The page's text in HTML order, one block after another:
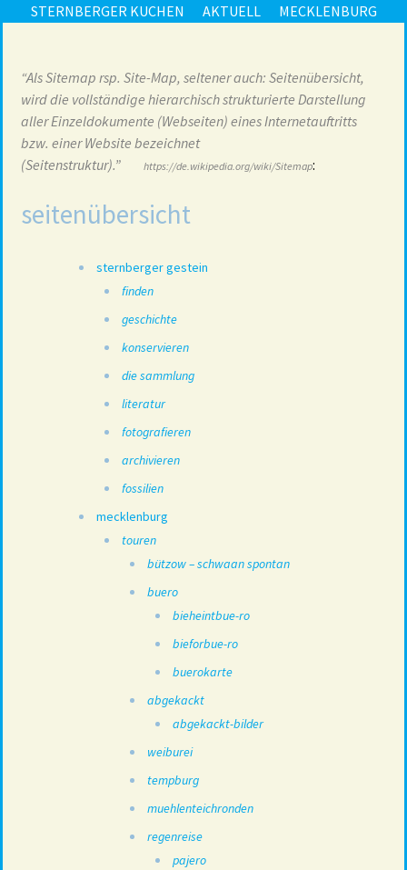
STERNBERGER KUCHEN AKTUELL MECKLENBURG
“Als Sitemap rsp. Site-Map, seltener auch: Seitenübersicht,
wird die vollständige hierarchisch strukturierte Darstellung
aller Einzeldokumente (Webseiten) eines Internetauftritts
bzw. einer Website bezeichnet
(Seitenstruktur).”
https://de.wikipedia.org/wiki/Sitemap:
seitenübersicht
sternberger gestein
finden
geschichte
konservieren
die sammlung
literatur
fotografieren
archivieren
fossilien
mecklenburg
touren
bützow – schwaan spontan
buero
bieheintbue-ro
bieforbue-ro
buerokarte
abgekackt
abgekackt-bilder
weiburei
tempburg
muehlenteichronden
regenreise
pajero